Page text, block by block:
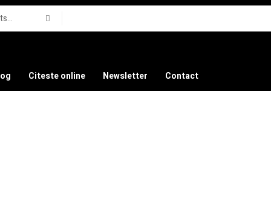
Citeste online Newsletter Contact